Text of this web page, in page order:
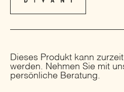
Dieses Produkt kann
werden. Nehmen Sie mit
persönliche Beratung.